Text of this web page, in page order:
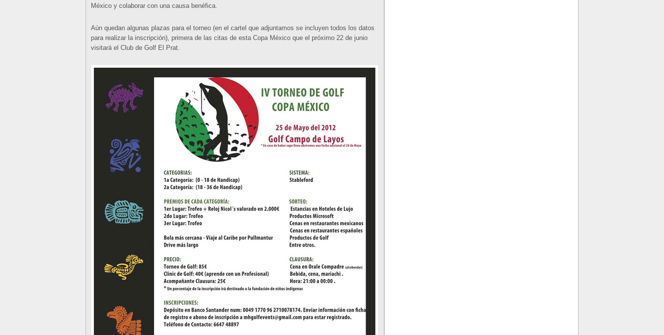
México y colaborar con una causa benéfica.
Aún quedan algunas plazas para el torneo (en el cartel que adjuntamos se incluyen todos los datos
para realizar la inscripción), primera de las citas de esta Copa México que el próximo 22 de junio
visitará el Club de Golf El Prat.